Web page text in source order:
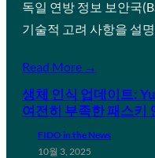
독일 연방 정보 보안국
기술적 고려 사항을 설
Read More →
생체 인식 업데이트:
여전히 부족한 패스키
FIDO in the News
10월 3, 2025